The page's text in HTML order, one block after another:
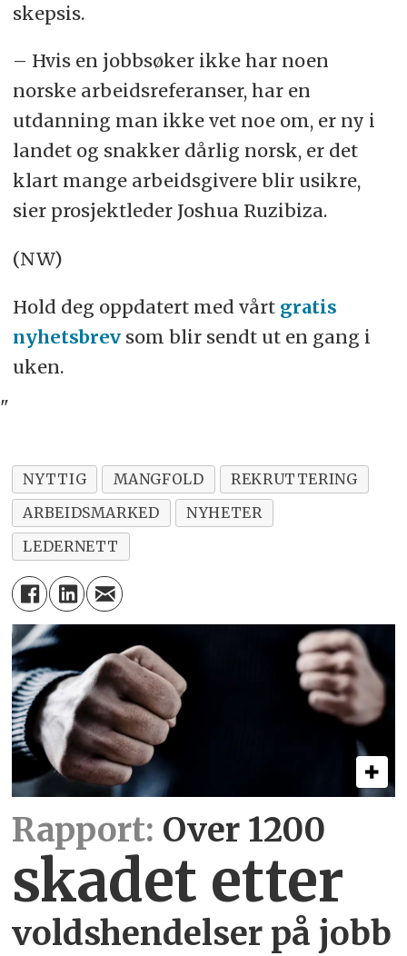
skepsis.
– Hvis en jobbsøker ikke har noen
norske arbeidsreferanser, har en
utdanning man ikke vet noe om, er ny i
landet og snakker dårlig norsk, er det
klart mange arbeidsgivere blir usikre,
sier prosjektleder Joshua Ruzibiza.
(NW)
Hold deg oppdatert med vårt gratis
nyhetsbrevsom blir sendt ut en gang i
uken.
"
NYTTIG MANGFOLD
REKRUTTERING
ARBEIDSMARKED
NYHETER
LEDERNETT
Rapport: Over 1200
skadet etter
voldshendelser på jobb